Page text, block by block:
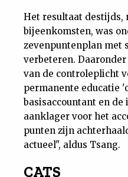
Het resultaat destijds,
bijeenkomsten, was
zevenpuntenplan met
verbeteren.
van de controleplicht
permanente educatie
basisaccountant en
aanklager voor het
punten zijn
actueel", aldus Tsang.
CATS